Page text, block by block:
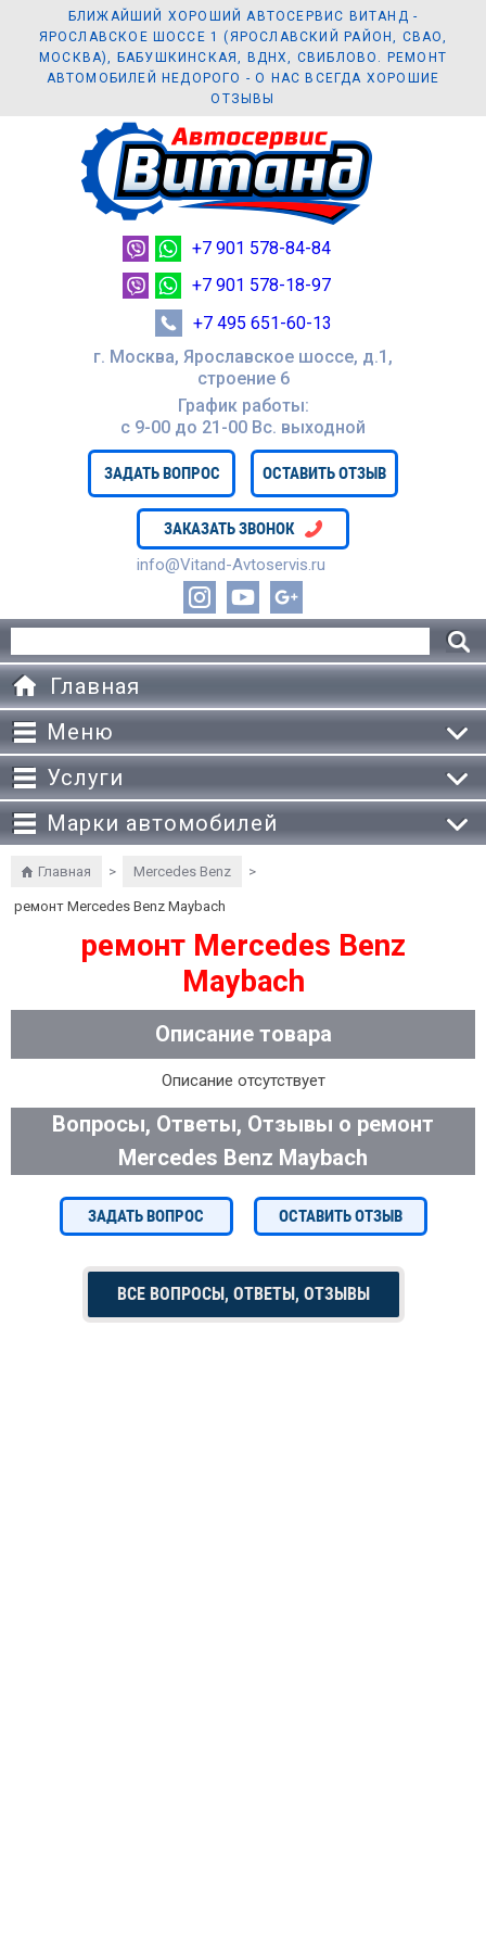
БЛИЖАЙШИЙ ХОРОШИЙ АВТОСЕРВИС ВИТАНД -
ЯРОСЛАВСКОЕ ШОССЕ 1 (ЯРОСЛАВСКИЙ РАЙОН, СВАО,
МОСКВА), БАБУШКИНСКАЯ, ВДНХ, СВИБЛОВО. РЕМОНТ
АВТОМОБИЛЕЙ НЕДОРОГО - О НАС ВСЕГДА ХОРОШИЕ
ОТЗЫВЫ
г. Москва, Ярославское шоссе, д.1,
строение 6
График работы:
с 9-00 до 21-00 Вc. выходной
ЗАДАТЬ ВОПРОС ОСТАВИТЬ ОТЗЫВ
ЗАКАЗАТЬ ЗВОНОК
info@Vitand-Avtoservis.ru
+7 901 578-84-84
+7 901 578-18-97
+7 495 651-60-13
Главная
Меню
Услуги
Марки автомобилей
Главная > Mercedes Benz >
ремонт Mercedes Benz Maybach
ремонт Mercedes Benz
Maybach
Описание товара
Описание отсутствует
Вопросы, Ответы, Отзывы о ремонт
Mercedes Benz Maybach
ЗАДАТЬ ВОПРОС ОСТАВИТЬ ОТЗЫВ
ВСЕ ВОПРОСЫ, ОТВЕТЫ, ОТЗЫВЫ